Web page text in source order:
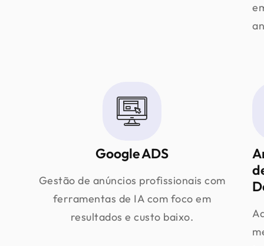
Google ADS
Gestão de anúncios profissionais com
ferramentas de IA com foco em
resultados e custo baixo.